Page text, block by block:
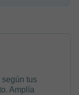
tus
Amplía